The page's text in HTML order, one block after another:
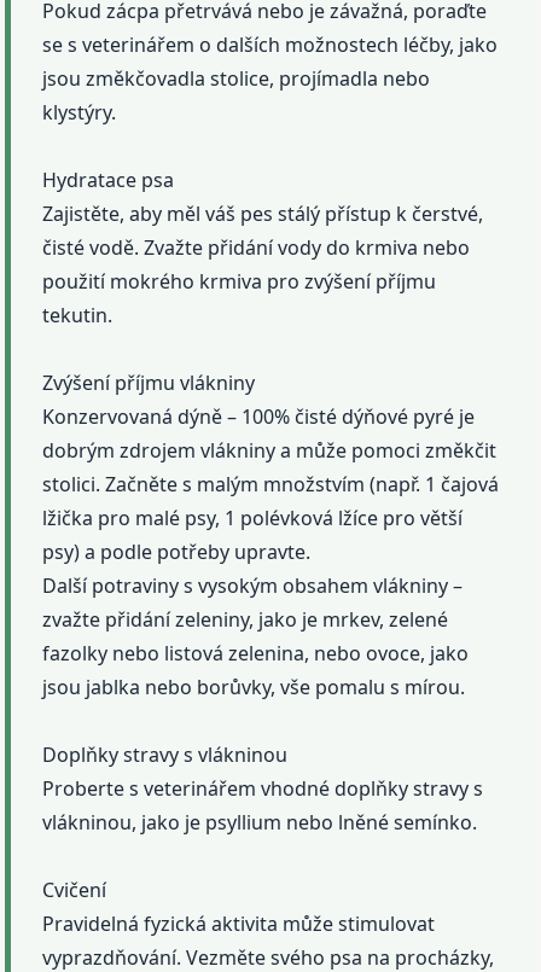
Pokud zácpa přetrvává nebo je závažná, poraďte
se s veterinářem o dalších možnostech léčby, jako
jsou změkčovadla stolice, projímadla nebo
klystýry.
Hydratace psa
Zajistěte, aby měl váš pes stálý přístup k čerstvé,
čisté vodě. Zvažte přidání vody do krmiva nebo
použití mokrého krmiva pro zvýšení příjmu
tekutin.
Zvýšení příjmu vlákniny
Konzervovaná dýně – 100% čisté dýňové pyré je
dobrým zdrojem vlákniny a může pomoci změkčit
stolici. Začněte s malým množstvím (např. 1 čajová
lžička pro malé psy, 1 polévková lžíce pro větší
psy) a podle potřeby upravte.
Další potraviny s vysokým obsahem vlákniny –
zvažte přidání zeleniny, jako je mrkev, zelené
fazolky nebo listová zelenina, nebo ovoce, jako
jsou jablka nebo borůvky, vše pomalu s mírou.
Doplňky stravy s vlákninou
Proberte s veterinářem vhodné doplňky stravy s
vlákninou, jako je psyllium nebo lněné semínko.
Cvičení
Pravidelná fyzická aktivita může stimulovat
vyprazdňování. Vezměte svého psa na procházky,